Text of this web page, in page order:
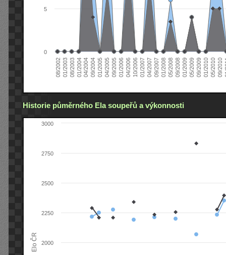
08/200201/200308/200301/200404/200409/200401/200504/200509/200501/200604/200610/200601/200704/200709/200701/200805/200809/200801/200905/200909/200901/201005/201009/2010
0
5
Historie půměrného Ela soupeřů a výkonnosti
Elo ČR 2000
2250
2500
2750
3000